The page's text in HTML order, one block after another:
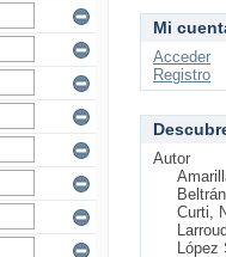
Mi
Acceder
Registro
Autor
Curti,
López